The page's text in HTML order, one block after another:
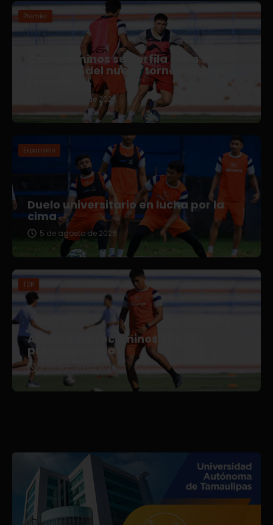
Premier
Correcaminos se perfila para el
arranque del nuevo torneo en Liga
5 de agosto de 2026
Expansión
Duelo universitario en lucha por la
cima
5 de agosto de 2026
TDP
Afianza Correcaminos TDP su
pretemporada
3 de agosto de 2026